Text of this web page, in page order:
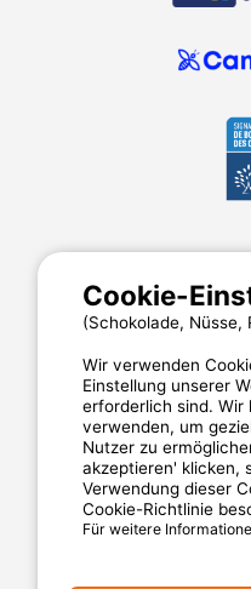
Allgemeine
Eine 100%
Cookie-
(Schokolade, Nüsse,
Wir verwenden
Einstellung unserer
erforderlich sind. Wir
verwenden, um
Nutzer zu
akzeptieren' klicken,
Verwendung dieser
Cookie-Richtlinie
Für weitere